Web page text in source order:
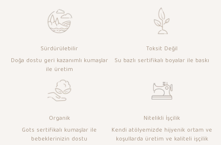
Sürdürülebilir
Doğa dostu geri kazanımlı kumaşlar
ile üretim
Toksit Değil
Su bazlı sertifikalı boyalar ile baskı
Organik
Gots sertifikalı kumaşlar ile
bebeklerinizin dostu
Nitelikli İşçilik
Kendi atölyemizde hijyenik ortam ve
koşullarda üretim ve kaliteli işçilik